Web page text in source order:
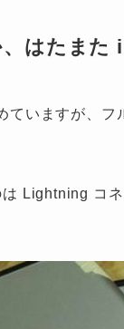
はたまた
いますが、
Lightning コ